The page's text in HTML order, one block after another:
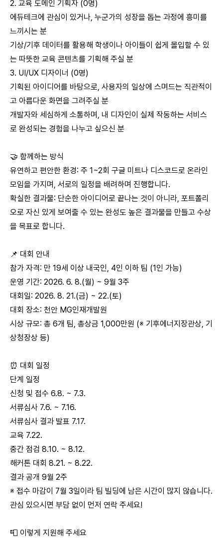
2. 교육 도메인 기획자 (0명)
에듀테크에 관심이 있거나, 누군가의 성장을 돕는 과정에 흥미를
느끼시는 분
기상/기후 데이터를 활용해 학생이나 아이들이 쉽게 몰입할 수 있
는 따뜻한 교육 콘텐츠를 기획해 주실 분
3. UI/UX 디자이너 (0명)
기획된 아이디어를 바탕으로, 사용자의 일상에 스며드는 직관적이
고 아름다운 화면을 그려주실 분
개발자와 세심하게 소통하며, 내 디자인이 실제 작동하는 서비스
로 완성되는 경험을 나누고 싶으신 분
🤝 함께하는 방식
유연하고 편안한 환경: 주 1~2회 구글 미트나 디스코드로 온라인
모임을 가지며, 서로의 일정을 배려하며 진행합니다.
확실한 결과물: 단순한 아이디어로 끝나는 것이 아니라, 포트폴리
오로 자신 있게 보여줄 수 있는 완성도 높은 결과물을 만들고 수상
을 목표로 합니다.
📌 대회 안내
참가 자격: 만 19세 이상 내국인, 4인 이하 팀 (1인 가능)
운영 기간: 2026. 6. 8.(월) ~ 9월 3주
대회일: 2026. 8. 21.(금) ~ 22.(토)
대회 장소: 천안 MG인재개발원
시상 규모: 총 6개 팀, 총상금 1,000만원 (※ 기후에너지장관상, 기
상청장상 등)
⏰ 대회 일정
단계 일정
신청 및 접수 6.8. ~ 7.3.
서류심사 7.6. ~ 7.16.
서류심사 결과 발표 7.17.
교육 7.22.
중간 점검 8.10. ~ 8.12.
해커톤 대회 8.21. ~ 8.22.
결과 공개 9월 2주
※ 접수 마감이 7월 3일이라 팀 빌딩에 남은 시간이 많지 않습니다.
관심 있으시면 부담 없이 먼저 연락 주세요!
📮 이렇게 지원해 주세요